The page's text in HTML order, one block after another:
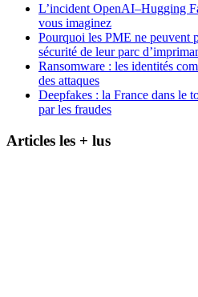
L’incident OpenAI–Hugging
vous imaginez
Pourquoi les PME ne peuvent
sécurité de leur parc
Ransomware : les identités
des attaques
Deepfakes : la France dans le
par les fraudes
Articles les + lus